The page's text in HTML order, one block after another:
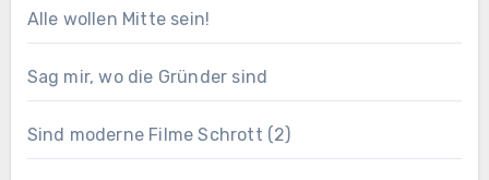
Alle wollen Mitte sein!
Sag mir, wo die Gründer sind
Sind moderne Filme Schrott (2)